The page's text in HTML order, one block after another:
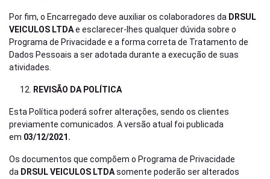
Por fim, o Encarregado deve auxiliar os colaboradores da DRSUL
VEICULOS LTDAe esclarecer-lhes qualquer dúvida sobre o
Programa de Privacidade e a forma correta de Tratamento de
Dados Pessoais a ser adotada durante a execução de suas
atividades.
REVISÃO DA POLÍTICA
Esta Política poderá sofrer alterações, sendo os clientes
previamente comunicados. A versão atual foi publicada
em 03/12/2021.
Os documentos que compõem o Programa de Privacidade
da DRSUL VEICULOS LTDAsomente poderão ser alterados